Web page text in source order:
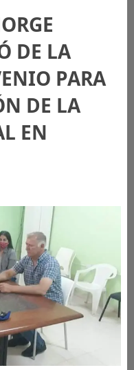
DE LA
PARA
DE LA
EN